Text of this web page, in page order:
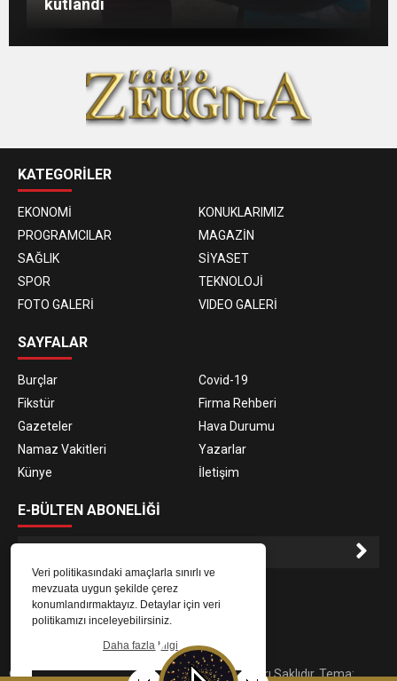
Veri politikasındaki amaçlarla sınırlı ve
mevzuata uygun şekilde çerez
konumlandırmaktayız. Detaylar için veri
politikamızı inceleyebilirsiniz.
Daha fazla bilgi
kutlandı
KATEGORİLER
EKONOMİ
KONUKLARIMIZ
PROGRAMCILAR
MAGAZİN
SAĞLIK
SİYASET
SPOR
TEKNOLOJİ
FOTO GALERİ
VIDEO GALERİ
SAYFALAR
Burçlar
Covid-19
Fikstür
Firma Rehberi
Gazeteler
Hava Durumu
Namaz Vakitleri
Yazarlar
Künye
İletişim
E-BÜLTEN ABONELİĞİ
E-Bülten aboneliği ile haberlere daha hızlı erişin.
© 2023Gaziantep Radyo Zeugma. Tüm Hakları Saklıdır. Tema: